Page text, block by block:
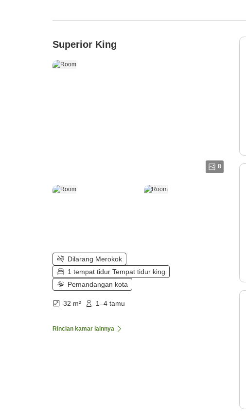
Superior King
8
Dilarang Merokok
1 tempat tidur Tempat tidur king
Pemandangan kota
32 m² 1–4 tamu
Rincian kamar lainnya